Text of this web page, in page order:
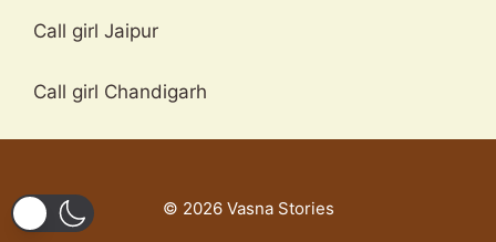
Call girl Jaipur
Call girl Chandigarh
© 2026 Vasna Stories